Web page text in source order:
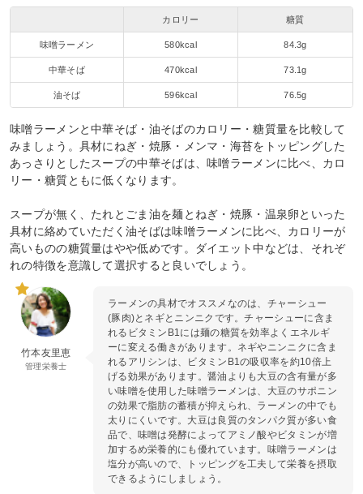
カロリー 糖質
味噌ラーメン 580kcal 84.3g
中華そば 470kcal 73.1g
油そば 596kcal 76.5g
味噌ラーメンと中華そば・油そばのカロリー・糖質量を比較して
みましょう。具材にねぎ・焼豚・メンマ・海苔をトッピングした
あっさりとしたスープの中華そばは、味噌ラーメンに比べ、カロ
リー・糖質ともに低くなります。
スープが無く、たれとごま油を麺とねぎ・焼豚・温泉卵といった
具材に絡めていただく油そばは味噌ラーメンに比べ、カロリーが
高いものの糖質量はやや低めです。ダイエット中などは、それぞ
れの特徴を意識して選択すると良いでしょう。
竹本友里恵
管理栄養士
ラーメンの具材でオススメなのは、チャーシュー
(豚肉)とネギとニンニクです。チャーシューに含ま
れるビタミンB1には麺の糖質を効率よくエネルギ
ーに変える働きがあります。ネギやニンニクに含ま
れるアリシンは、ビタミンB1の吸収率を約10倍上
げる効果があります。醤油よりも大豆の含有量が多
い味噌を使用した味噌ラーメンは、大豆のサポニン
の効果で脂肪の蓄積が抑えられ、ラーメンの中でも
太りにくいです。大豆は良質のタンパク質が多い食
品で、味噌は発酵によってアミノ酸やビタミンが増
加するめ栄養的にも優れています。味噌ラーメンは
塩分が高いので、トッピングを工夫して栄養を摂取
できるようにしましょう。